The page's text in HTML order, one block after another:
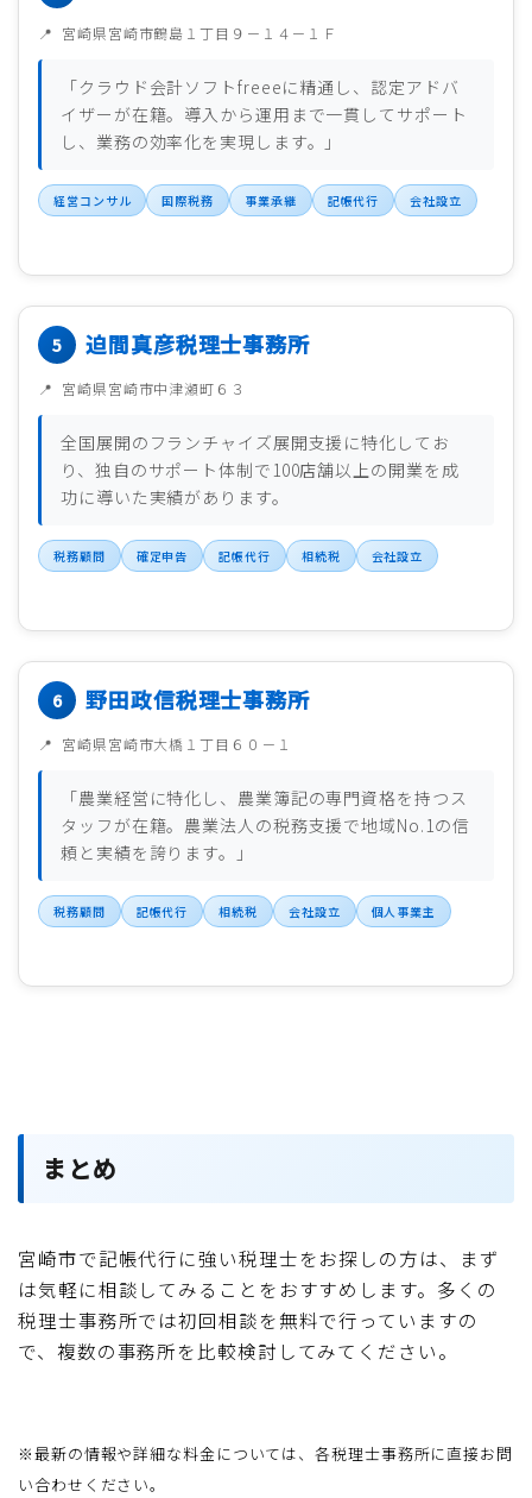
宮崎県宮崎市鶴島１丁目９－１４－１Ｆ
「クラウド会計ソフトfreeeに精通し、認定アドバ
イザーが在籍。導入から運用まで一貫してサポート
し、業務の効率化を実現します。」
経営コンサル 国際税務 事業承継 記帳代行 会社設立
迫間真彦税理士事務所
宮崎県宮崎市中津瀬町６３
全国展開のフランチャイズ展開支援に特化してお
り、独自のサポート体制で100店舗以上の開業を成
功に導いた実績があります。
税務顧問 確定申告 記帳代行 相続税 会社設立
野田政信税理士事務所
宮崎県宮崎市大橋１丁目６０－１
「農業経営に特化し、農業簿記の専門資格を持つス
タッフが在籍。農業法人の税務支援で地域No.1の信
頼と実績を誇ります。」
税務顧問 記帳代行 相続税 会社設立 個人事業主
まとめ
宮崎市で記帳代行に強い税理士をお探しの方は、まず
は気軽に相談してみることをおすすめします。多くの
税理士事務所では初回相談を無料で行っていますの
で、複数の事務所を比較検討してみてください。
※最新の情報や詳細な料金については、各税理士事務所に直接お問
い合わせください。